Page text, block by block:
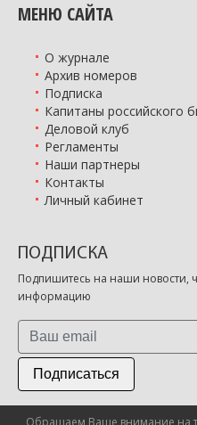
МЕНЮ САЙТА
О журнале
Архив номеров
Подписка
Капитаны российского
Деловой клуб
Регламенты
Наши партнеры
Контакты
Личный кабинет
ПОДПИСКА
Подпишитесь на наши новости,
информацию
Подписаться
Обращаем Ваше внимание на